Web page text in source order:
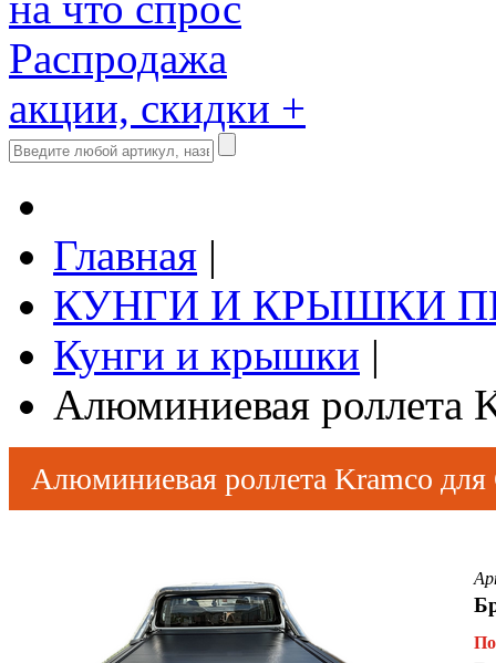
Распродажа
акции, скидки +
Главная |
КУНГИ И КРЫШКИ
Кунги и крышки |
Алюминиевая роллета
Алюминиевая роллета Kramco для